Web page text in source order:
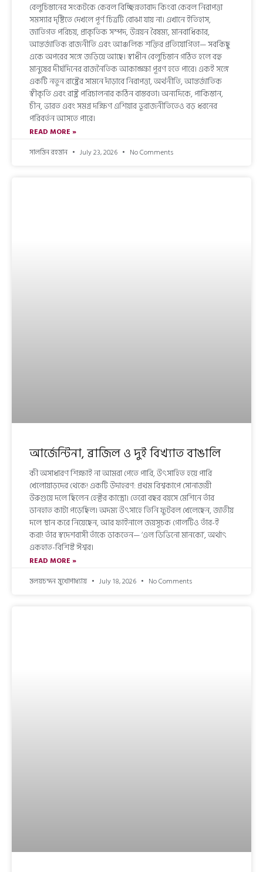
বেলুচিস্তানের সংকটকে কেবল বিচ্ছিন্নতাবাদ কিংবা কেবল নিরাপত্তা
সমস্যার দৃষ্টিতে দেখলে পূর্ণ চিত্রটি বোঝা যায় না। এখানে ইতিহাস,
জাতিগত পরিচয়, প্রাকৃতিক সম্পদ, উন্নয়ন বৈষম্য, মানবাধিকার,
আন্তর্জাতিক রাজনীতি এবং আঞ্চলিক শক্তির প্রতিযোগিতা— সবকিছু
একে অপরের সঙ্গে জড়িয়ে আছে। স্বাধীন বেলুচিস্তান গঠিত হলে বহু
মানুষের দীর্ঘদিনের রাজনৈতিক আকাঙ্ক্ষা পূরণ হতে পারে। একই সঙ্গে
একটি নতুন রাষ্ট্রের সামনে দাঁড়াবে নিরাপত্তা, অর্থনীতি, আন্তর্জাতিক
স্বীকৃতি এবং রাষ্ট্র পরিচালনার কঠিন বাস্তবতা। অন্যদিকে, পাকিস্তান,
চীন, ভারত এবং সমগ্র দক্ষিণ এশিয়ার ভূরাজনীতিতেও বড় ধরনের
পরিবর্তন আসতে পারে।
READ MORE »
সালমিন রহমান
July 23, 2026 No Comments
আর্জেন্টিনা, ব্রাজিল ও দুই বিখ্যাত বাঙালি
কী অসাধারণ শিক্ষাই না আমরা পেতে পারি, উৎসাহিত হয়ে পারি
খেলোয়াড়দের থেকে! একটি উদাহরণ: প্রথম বিশ্বকাপে সোনাজয়ী
উরুগুয়ে দলে ছিলেন হেক্টর কাস্ত্রো। তেরো বছর বয়সে মেশিনে তাঁর
ডানহাত কাটা পড়েছিল। অদম্য উৎসাহে তিনি ফুটবল খেলেছেন, জাতীয়
দলে স্থান করে নিয়েছেন, আর ফাইনালে জয়সূচক গোলটিও তাঁর-ই
করা! তাঁর স্বদেশবাসী তাঁকে ডাকতেন— ‘এল ডিভিনো মানকো’, অর্থাৎ
একহাত-বিশিষ্ট ঈশ্বর।
READ MORE »
মলয়চন্দন মুখোপাধ্যায়
July 18, 2026 No Comments